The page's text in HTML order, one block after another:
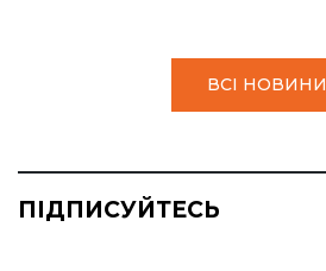
ВСІ НОВИНИ
ПІДПИСУЙТЕСЬ